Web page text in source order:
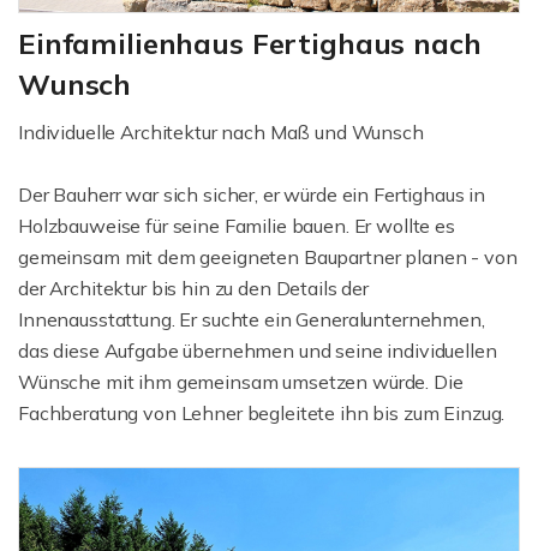
Einfamilienhaus Fertighaus nach
Wunsch
Individuelle Architektur nach Maß und Wunsch
Der Bauherr war sich sicher, er würde ein Fertighaus in
Holzbauweise für seine Familie bauen. Er wollte es
gemeinsam mit dem geeigneten Baupartner planen - von
der Architektur bis hin zu den Details der
Innenausstattung. Er suchte ein Generalunternehmen,
das diese Aufgabe übernehmen und seine individuellen
Wünsche mit ihm gemeinsam umsetzen würde. Die
Fachberatung von Lehner begleitete ihn bis zum Einzug.